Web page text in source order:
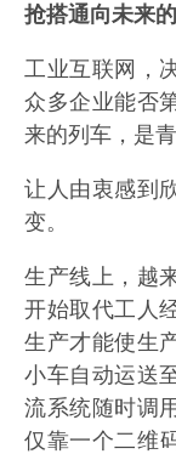
抢搭通向未来
工业互联网，
众多企业能否
来的列车，是
让人由衷感到
变。
生产线上，越
开始取代工人
生产才能使生
小车自动运送
流系统随时调
仅靠一个二维